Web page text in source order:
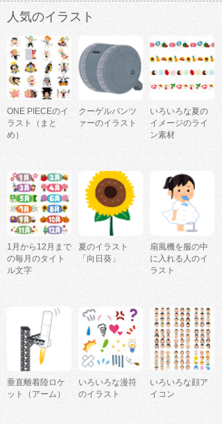
人気のイラスト
ONE PIECEのイ
ラスト（まと
め）
クーゲルパンツ
ァーのイラスト
いろいろな夏の
イメージのライ
ン素材
1月から12月まで
の毎月のタイト
ル文字
夏のイラスト
「向日葵」
扇風機を服の中
に入れる人のイ
ラスト
垂直離着陸ロケ
ット（アーム）
いろいろな漫符
のイラスト
いろいろな顔ア
イコン